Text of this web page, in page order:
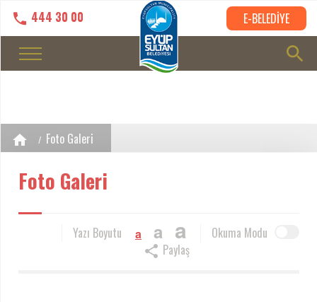
444 30 00 E-BELEDİYE
Foto Galeri
Foto Galeri
Okuma Modu
Yazı Boyutu a a a
Paylaş